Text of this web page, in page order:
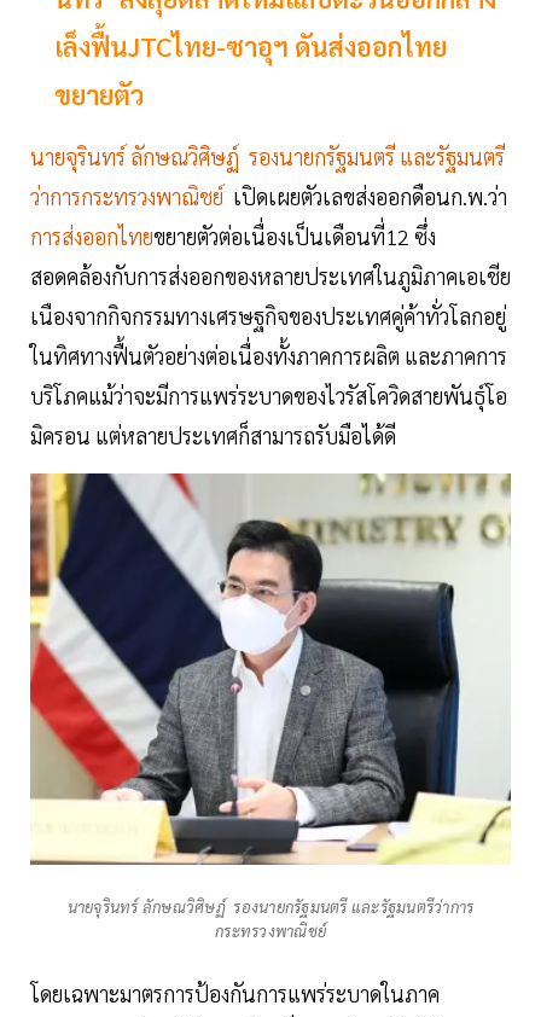
เล็งฟื้นJTCไทย-ซาอุฯ ดันส่งออกไทย
ขยายตัว
นายจุรินทร์ ลักษณวิศิษฏ์ รองนายกรัฐมนตรี และรัฐมนตรี
ว่าการกระทรวงพาณิชย์ เปิดเผยตัวเลขส่งออกดือนก.พ.ว่า
การส่งออกไทยขยายตัวต่อเนื่องเป็นเดือนที่12 ซึ่ง
สอดคล้องกับการส่งออกของหลายประเทศในภูมิภาคเอเชีย
เนืองจากกิจกรรมทางเศรษฐกิจของประเทศคู่ค้าทั่วโลกอยู่
ในทิศทางฟื้นตัวอย่างต่อเนื่องทั้งภาคการผลิต และภาคการ
บริโภคแม้ว่าจะมีการแพร่ระบาดของไวรัสโควิดสายพันธุ์โอ
มิครอน แต่หลายประเทศก็สามารถรับมือได้ดี
นายจุรินทร์ ลักษณวิศิษฏ์ รองนายกรัฐมนตรี และรัฐมนตรีว่าการ
กระทรวงพาณิชย์
โดยเฉพาะมาตรการป้องกันการแพร่ระบาดในภาค